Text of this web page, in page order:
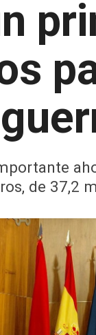
de 37,2